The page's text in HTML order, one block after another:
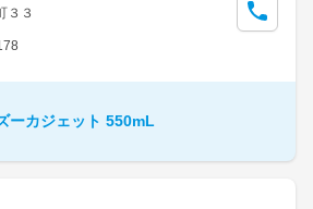
３３
ーカジェット 550mL